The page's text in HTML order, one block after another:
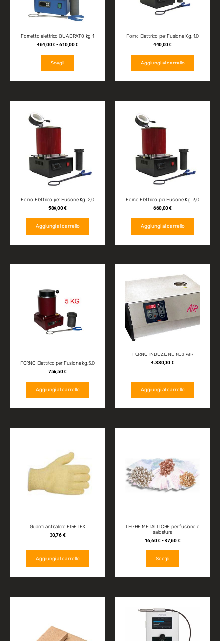
Fornetto elettrico QUADRATO kg 1
464,00€-610,00€
Scegli
Forno Elettrico per Fusione Kg. 1,0
440,00€
Aggiungi al carrello
Forno Elettrico per Fusione Kg. 2,0
586,00€
Aggiungi al carrello
Forno Elettrico per Fusione Kg. 3,0
660,00€
Aggiungi al carrello
FORNO Elettrico per Fusione kg.5.0
756,50€
Aggiungi al carrello
FORNO INDUZIONE KG.1 AIR
4.880,00€
Aggiungi al carrello
Guanti anticalore FIRETEX
30,76€
Aggiungi al carrello
LEGHE METALLICHE per fusione e
saldatura
16,60€-37,60€
Scegli